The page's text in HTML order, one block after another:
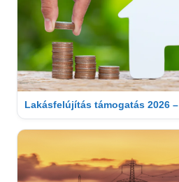
Lakásfelújítás támogatás 2026